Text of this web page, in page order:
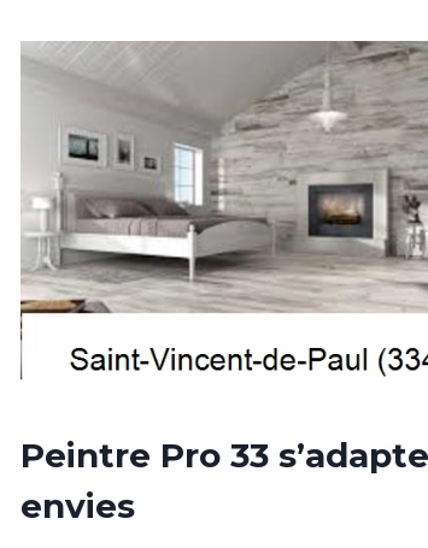
Peintre Pro 33
envies